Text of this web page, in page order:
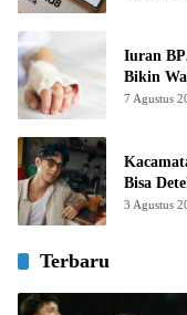
Iuran
Bikin
7 Agustus
Bisa
3 Agustus
Terbaru